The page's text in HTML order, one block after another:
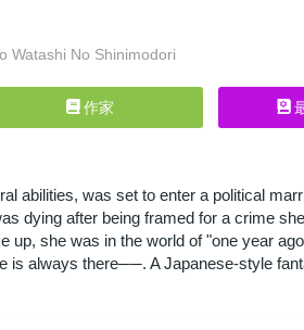
Watashi No Shinimodori
作家
abilities, was set to enter a political
dying after being framed for a crime
up, she was in the world of "one year
is always there──. A Japanese-style